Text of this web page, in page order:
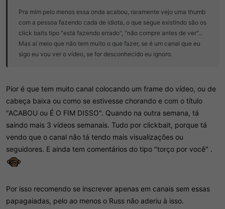
Pra mim pelo menos essa onda acabou, raramente vejo uma thumb
com a pessoa fazendo cada de idiota, o que segue existindo são os
click baits tipo "está fazendo errado", "não compre antes de ver"...
Mas aí meio que não tem muito o que fazer, se é um canal que eu
sigo eu vou ver o vídeo, se for desconhecido eu ignoro.
Pior é que tem muito canal colocando um frame do vídeo, ou de
cabeça baixa ou como se estivesse chorando e com o título
"ACABOU ou É O FIM DISSO". Quando na outra semana, tá
saindo mais 3 vídeos semanais. Tudo por clickbait, porque tá
vendo que o canal não tá tendo mais visualizações ou
seguidores. E ainda tem comentários do tipo "torço por você" .
Por isso recomendo se inscrever apenas em canais sem essas
papagaiadas, pelo ao menos o Russ não aderiu à isso.